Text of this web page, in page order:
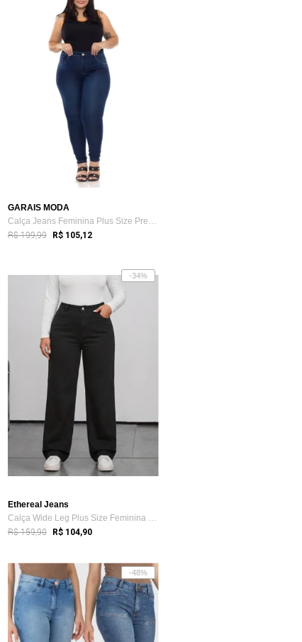
GARAIS MODA
Calça Jeans Feminina Plus Size Premium T...
R$ 199,99 R$ 105,12
-34%
Ethereal Jeans
Calça Wide Leg Plus Size Feminina Jeans ...
R$ 159,90 R$ 104,90
-48%